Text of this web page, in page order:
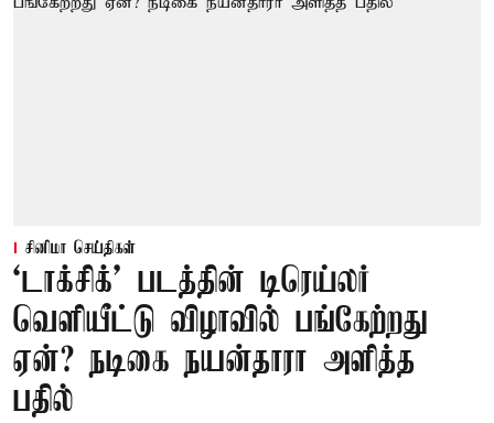
சினிமா செய்திகள்
‘டாக்சிக்’ படத்தின் டிரெய்லர்
வெளியீட்டு விழாவில் பங்கேற்றது
ஏன்? நடிகை நயன்தாரா அளித்த
பதில்